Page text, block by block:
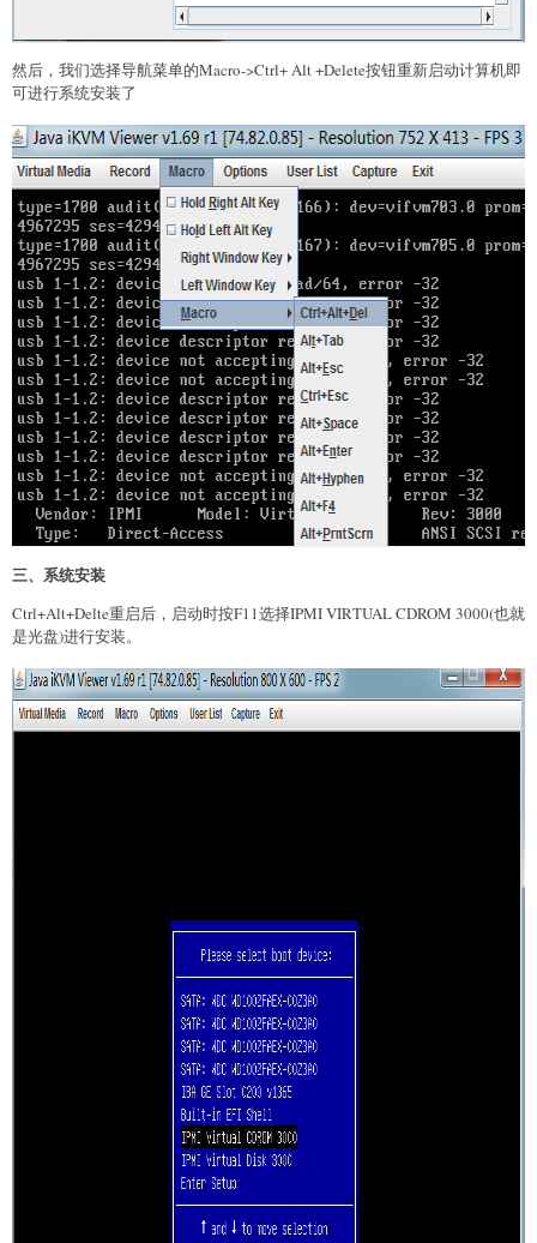
然后，我们选择导航菜单的Macro->Ctrl+ Alt +Delete按钮重新启动计算机即
可进行系统安装了
三、系统安装
Ctrl+Alt+Delte重启后，启动时按F11选择IPMI VIRTUAL CDROM 3000(也就
是光盘)进行安装。